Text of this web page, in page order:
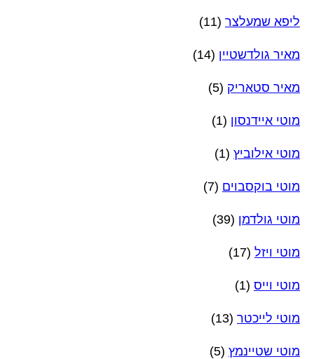
ליפא שמעלצר (11)
מאיר גולדשטיין (14)
מאיר סטאריק (5)
מוטי איידנסון (1)
מוטי אילוביץ (1)
מוטי בוקסבוים (7)
מוטי גולדמן (39)
מוטי ויזל (17)
מוטי וייס (1)
מוטי לייכטר (13)
מוטי שטיינמץ (5)